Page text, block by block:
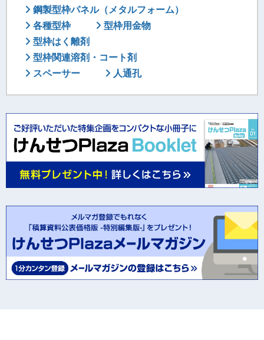
鋼製型枠パネル（メタルフォーム）
各種型枠
型枠用金物
型枠はく離剤
型枠関連溶剤・コート剤
スペーサー
人通孔